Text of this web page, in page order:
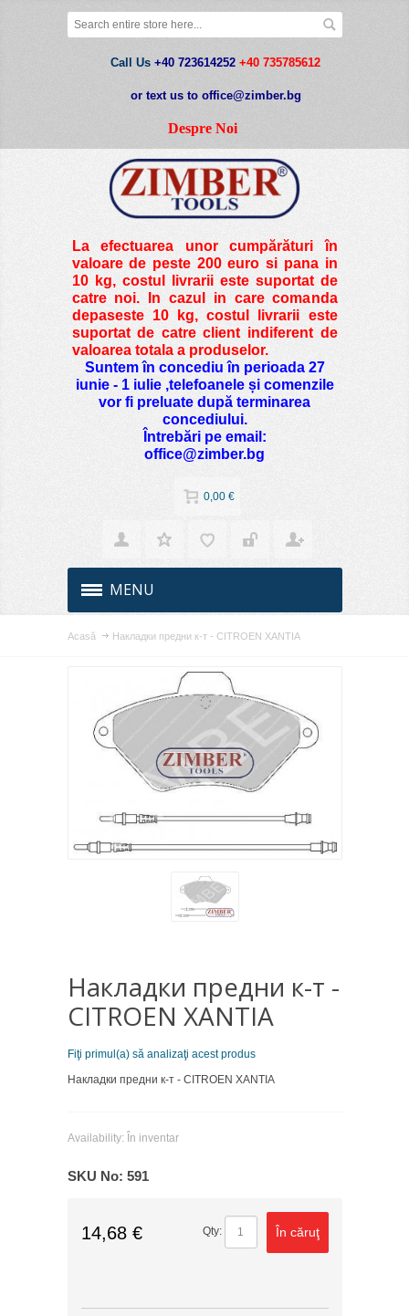
Call Us +40 723614252 +40 735785612
or text us to office@zimber.bg
Despre Noi
La efectuarea unor cumpărături în
valoare de peste200 euro si pana in
10 kg, costul livrarii este suportat de
catre noi. In cazul in care comanda
depaseste 10 kg, costul livrarii este
suportat de catre client indiferent de
valoarea totala a produselor.
Suntem în concediu în perioada 27
iunie - 1 iulie ,telefoanele și comenzile
vor fi preluate după terminarea
concediului.
Întrebări pe email:
office@zimber.bg
0,00 €
MENU
Acasă Накладки предни к-т - CITROEN XANTIA
Накладки предни к-т -
CITROEN XANTIA
Fiţi primul(a) să analizaţi acest produs
Накладки предни к-т - CITROEN XANTIA
Availability: În inventar
SKU No: 591
14,68 € Qty: În căruţ